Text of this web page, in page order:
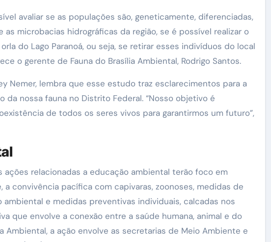
avaliar se as populações são, geneticamente, diferenciadas,
microbacias hidrográficas da região, se é possível realizar o
do Lago Paranoá, ou seja, se retirar esses indivíduos do local
o gerente de Fauna do Brasília Ambiental, Rodrigo Santos.
Nemer, lembra que esse estudo traz esclarecimentos para a
da nossa fauna no Distrito Federal. “Nosso objetivo é
de todos os seres vivos para garantirmos um futuro”,
ações relacionadas a educação ambiental terão foco em
a convivência pacífica com capivaras, zoonoses, medidas de
e medidas preventivas individuais, calcadas nos
que envolve a conexão entre a saúde humana, animal e do
Ambiental, a ação envolve as secretarias de Meio Ambiente e